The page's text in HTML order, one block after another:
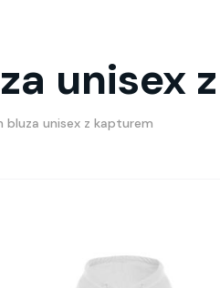
unisex
bluza unisex z kapturem